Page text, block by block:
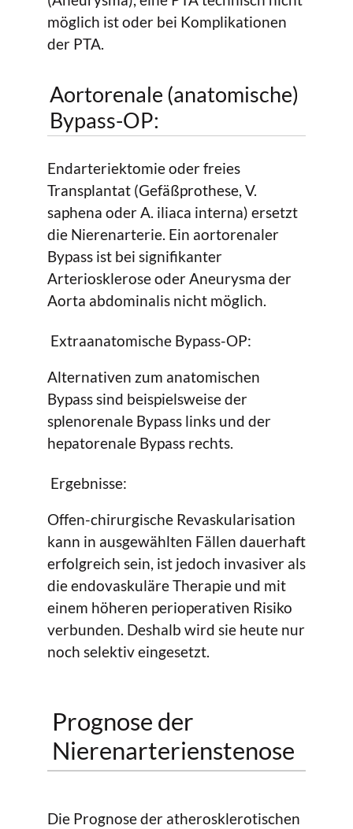
möglich ist oder bei Komplikationen
der PTA.
Aortorenale (anatomische)
Bypass-OP:
Endarteriektomie oder freies
Transplantat (Gefäßprothese, V.
saphena oder A. iliaca interna) ersetzt
die Nierenarterie. Ein aortorenaler
Bypass ist bei signifikanter
Arteriosklerose oder Aneurysma der
Aorta abdominalis nicht möglich.
Extraanatomische Bypass-OP:
Alternativen zum anatomischen
Bypass sind beispielsweise der
splenorenale Bypass links und der
hepatorenale Bypass rechts.
Ergebnisse:
Offen-chirurgische Revaskularisation
kann in ausgewählten Fällen dauerhaft
erfolgreich sein, ist jedoch invasiver als
die endovaskuläre Therapie und mit
einem höheren perioperativen Risiko
verbunden. Deshalb wird sie heute nur
noch selektiv eingesetzt.
Prognose der
Nierenarterienstenose
Die Prognose der atherosklerotischen